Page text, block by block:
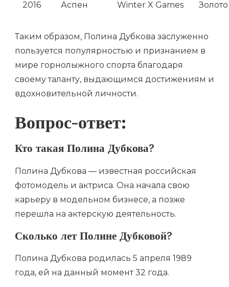
2016 Аспен Winter X Games Золото
Таким образом, Полина Дубкова заслуженно
пользуется популярностью и признанием в
мире горнолыжного спорта благодаря
своему таланту, выдающимся достижениям и
вдохновительной личности.
Вопрос-ответ:
Кто такая Полина Дубкова?
Полина Дубкова — известная российская
фотомодель и актриса. Она начала свою
карьеру в модельном бизнесе, а позже
перешла на актерскую деятельность.
Сколько лет Полине Дубковой?
Полина Дубкова родилась 5 апреля 1989
года, ей на данный момент 32 года.